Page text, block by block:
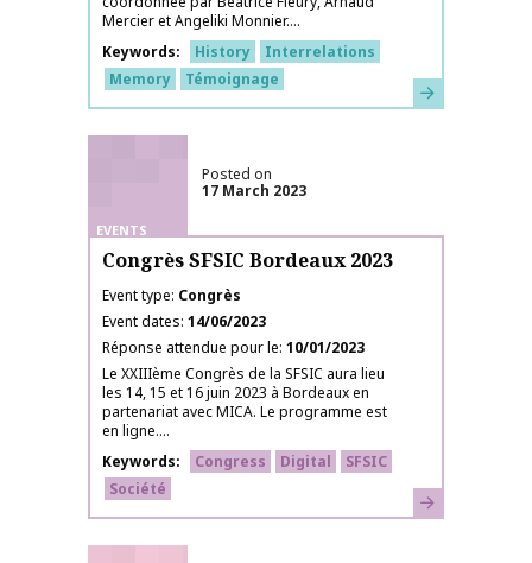
Mercier et Angeliki Monnier....
Keywords
History
Interrelations
Memory
Témoignage Learn more
EVENTS
Posted on
17 March 2023
Congrès SFSIC Bordeaux 2023
Event type Congrès
Event dates 14/06/2023
Réponse attendue pour le 10/01/2023
Le XXIIIème Congrès de la SFSIC aura lieu
les 14, 15 et 16 juin 2023 à Bordeaux en
partenariat avec MICA. Le programme est
en ligne....
Keywords
Congress Digital
SFSIC
Société
Learn more